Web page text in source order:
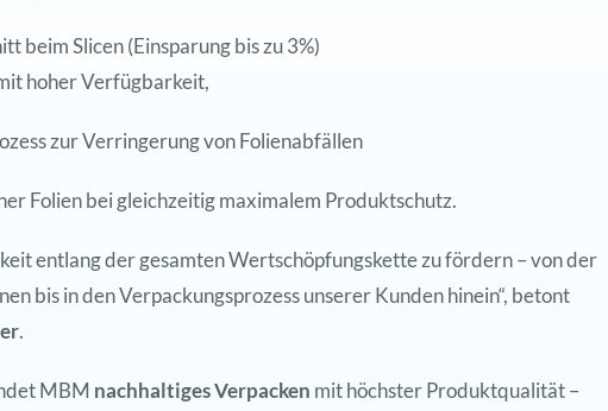
beim Slicen (Einsparung bis zu 3%)
hoher Verfügbarkeit,
zur Verringerung von Folienabfällen
Folien bei gleichzeitig maximalem Produktschutz.
entlang der gesamten Wertschöpfungskette zu fördern – von der
bis in den Verpackungsprozess unserer Kunden hinein“, betont
.
MBM nachhaltiges Verpacken mit höchster Produktqualität –